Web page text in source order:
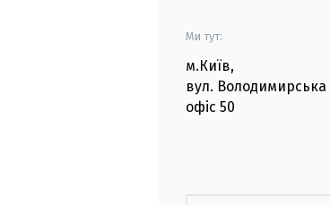
Ми тут:
м.Київ,
вул. Володимирська
офіс 50